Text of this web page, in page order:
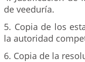
de veeduría.
5. Copia de los
la autoridad
6. Copia de la